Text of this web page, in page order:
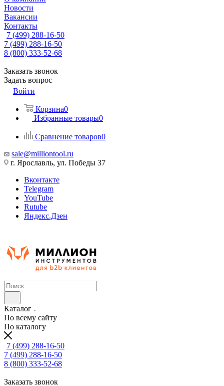
Новости
Вакансии
Контакты
7 (499) 288-16-50
7 (499) 288-16-50
8 (800) 333-52-68
Заказать звонок
Задать вопрос
Войти
Корзина0
Избранные товары0
Сравнение товаров0
sale@milliontool.ru
г. Ярославль, ул. Победы 37
Вконтакте
Telegram
YouTube
Rutube
Яндекс.Дзен
Каталог
По всему сайту
По каталогу
7 (499) 288-16-50
7 (499) 288-16-50
8 (800) 333-52-68
Заказать звонок